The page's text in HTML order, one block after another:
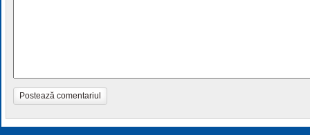
Postează comentariul